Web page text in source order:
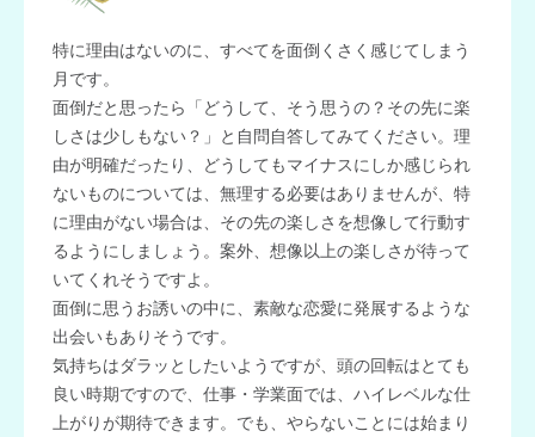
特に理由はないのに、すべてを面倒くさく感じてしまう
月です。
面倒だと思ったら「どうして、そう思うの？その先に楽
しさは少しもない？」と自問自答してみてください。理
由が明確だったり、どうしてもマイナスにしか感じられ
ないものについては、無理する必要はありませんが、特
に理由がない場合は、その先の楽しさを想像して行動す
るようにしましょう。案外、想像以上の楽しさが待って
いてくれそうですよ。
面倒に思うお誘いの中に、素敵な恋愛に発展するような
出会いもありそうです。
気持ちはダラッとしたいようですが、頭の回転はとても
良い時期ですので、仕事・学業面では、ハイレベルな仕
上がりが期待できます。でも、やらないことには始まり